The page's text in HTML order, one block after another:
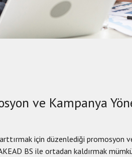
ve Kampanya
için düzenlediği promosyon
BS ile ortadan kaldırmak